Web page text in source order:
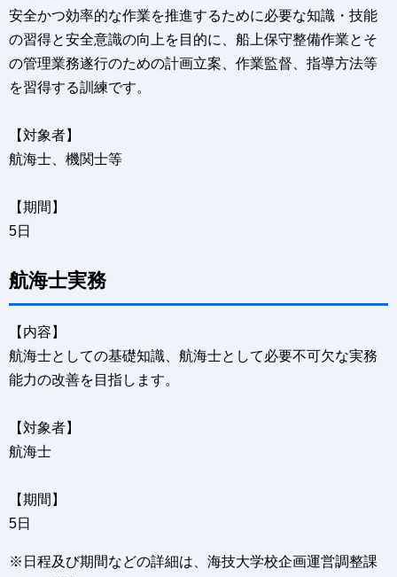
安全かつ効率的な作業を推進するために必要な知識・技能
の習得と安全意識の向上を目的に、船上保守整備作業とそ
の管理業務遂行のための計画立案、作業監督、指導方法等
を習得する訓練です。
【対象者】
航海士、機関士等
【期間】
5日
航海士実務
【内容】
航海士としての基礎知識、航海士として必要不可欠な実務
能力の改善を目指します。
【対象者】
航海士
【期間】
5日
※日程及び期間などの詳細は、海技大学校企画運営調整課